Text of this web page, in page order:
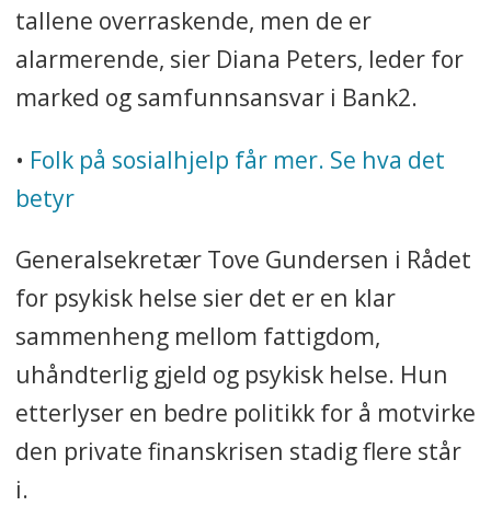
tallene overraskende, men de er
alarmerende, sier Diana Peters, leder for
marked og samfunnsansvar i Bank2.
• Folk på sosialhjelp får mer. Se hva det
betyr
Generalsekretær Tove Gundersen i Rådet
for psykisk helse sier det er en klar
sammenheng mellom fattigdom,
uhåndterlig gjeld og psykisk helse. Hun
etterlyser en bedre politikk for å motvirke
den private finanskrisen stadig flere står
i.